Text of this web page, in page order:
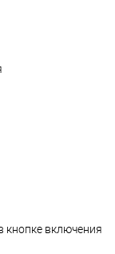
кнопке включения